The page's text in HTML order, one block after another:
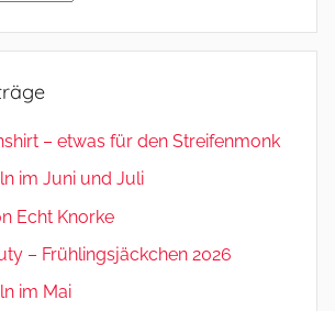
– etwas für den Streifenmonk
im Juni und Juli
Echt Knorke
– Frühlingsjäckchen 2026
im Mai